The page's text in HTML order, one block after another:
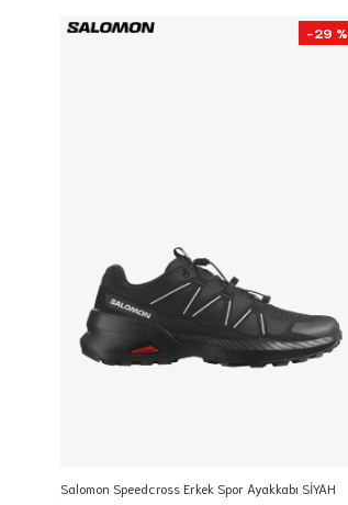
-29 %
Salomon Speedcross Erkek Spor Ayakkabı SİYAH